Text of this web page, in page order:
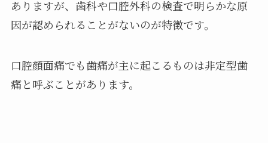
ありますが、歯科や口腔外科の検査で明らかな原
因が認められることがないのが特徴です。
口腔顔面痛でも歯痛が主に起こるものは非定型歯
痛と呼ぶことがあります。